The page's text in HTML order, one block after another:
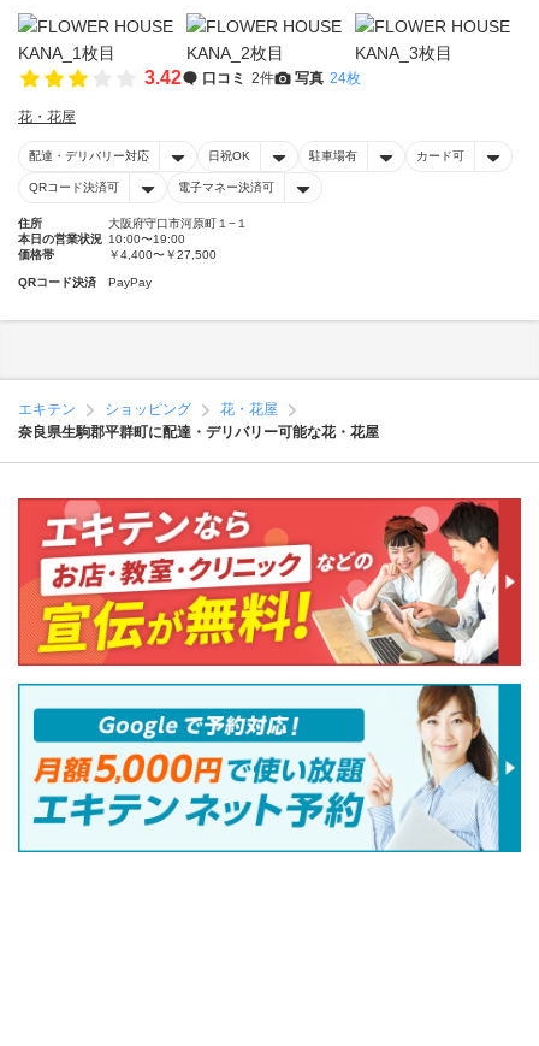
3.42 口コミ 2件 写真 24枚
花・花屋
配達・デリバリー対応 日祝OK 駐車場有 カード可
QRコード決済可 電子マネー決済可
住所
大阪府守口市河原町１−１
本日の営業状況 10:00〜19:00
価格帯
￥4,400〜￥27,500
QRコード決済 PayPay
エキテン ショッピング
花・花屋
奈良県生駒郡平群町に配達・デリバリー可能な花・花屋